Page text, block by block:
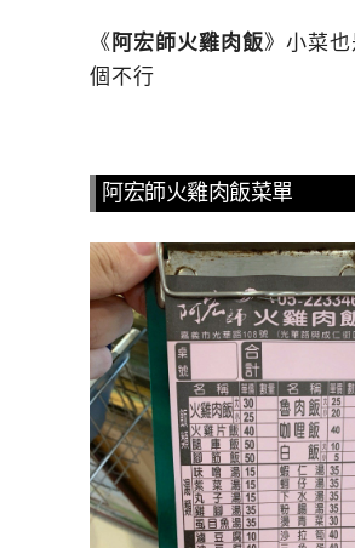
《 阿宏師火雞肉飯》小菜
個不行
阿宏師火雞肉飯菜單